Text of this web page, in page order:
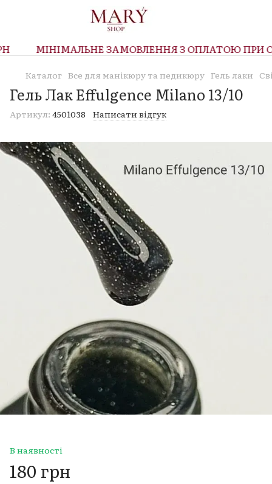
МІНІМАЛЬНЕ ЗАМОВЛЕННЯ З ОПЛАТОЮ ПРИ
Каталог Все для манікюру та педикюру Гель лаки
Гель Лак Effulgence Milano 13/10
Артикул: 4501038 Написати відгук
В наявності
180 грн